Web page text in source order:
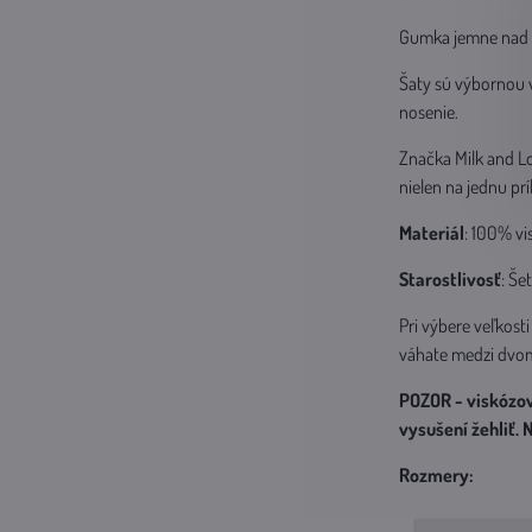
Gumka jemne
Šaty sú výbornou
nosenie.
Značka Milk and
nielen na jednu
Materiál: 100%
Starostlivosť:
Pri výbere
váhate medzi
POZOR -
vysušení žehliť.
Rozmery: